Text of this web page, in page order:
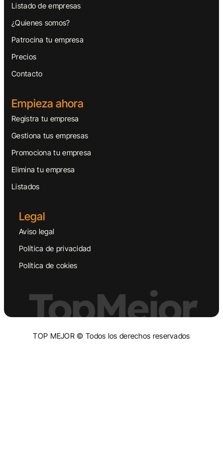
Listado de empresas
¿Quienes somos?
Patrocina tu empresa
Precios
Contacto
Empieza ahora
Registra tu empresa
Gestiona tus empresas
Promociona tu empresa
Elimina tu empresa
Listados
Legal
Aviso legal
Política de privacidad
Política de cokies
TopMejor
TOP MEJOR © Todos los derechos reservados